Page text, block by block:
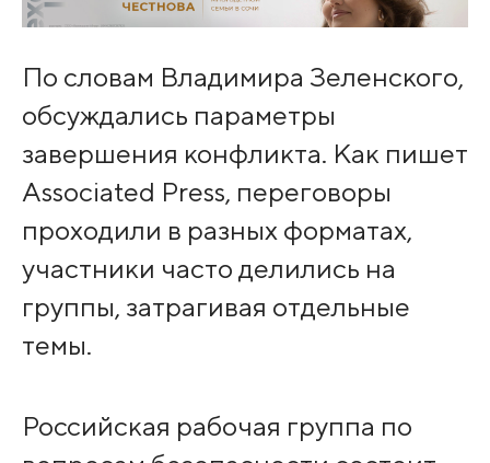
По словам Владимира Зеленского,
обсуждались параметры
завершения конфликта. Как пишет
Associated Press, переговоры
проходили в разных форматах,
участники часто делились на
группы, затрагивая отдельные
темы.
Российская рабочая группа по